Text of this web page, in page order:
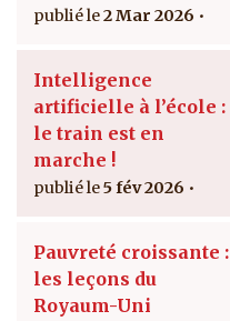
2 Mar 2026
Intelligence
artificielle à l’école :
le train est en
marche !
5 fév 2026
Pauvreté croissante :
les leçons du
Royaum-Uni